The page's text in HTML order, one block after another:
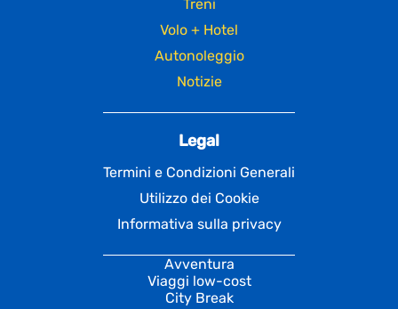
Treni
Volo + Hotel
Autonoleggio
Notizie
Legal
Termini e Condizioni Generali
Utilizzo dei Cookie
Informativa sulla privacy
Avventura
Viaggi low-cost
City Break